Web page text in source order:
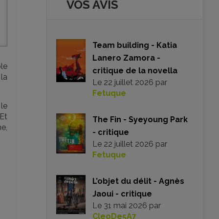
VOS AVIS
Team building - Katia
Lanero Zamora -
critique de la novella
Le 22 juillet 2026 par
Fetuque
The Fin - Syeyoung Park
- critique
Le 22 juillet 2026 par
Fetuque
L’objet du délit - Agnès
Jaoui - critique
Le 31 mai 2026 par
CleoDe5A7